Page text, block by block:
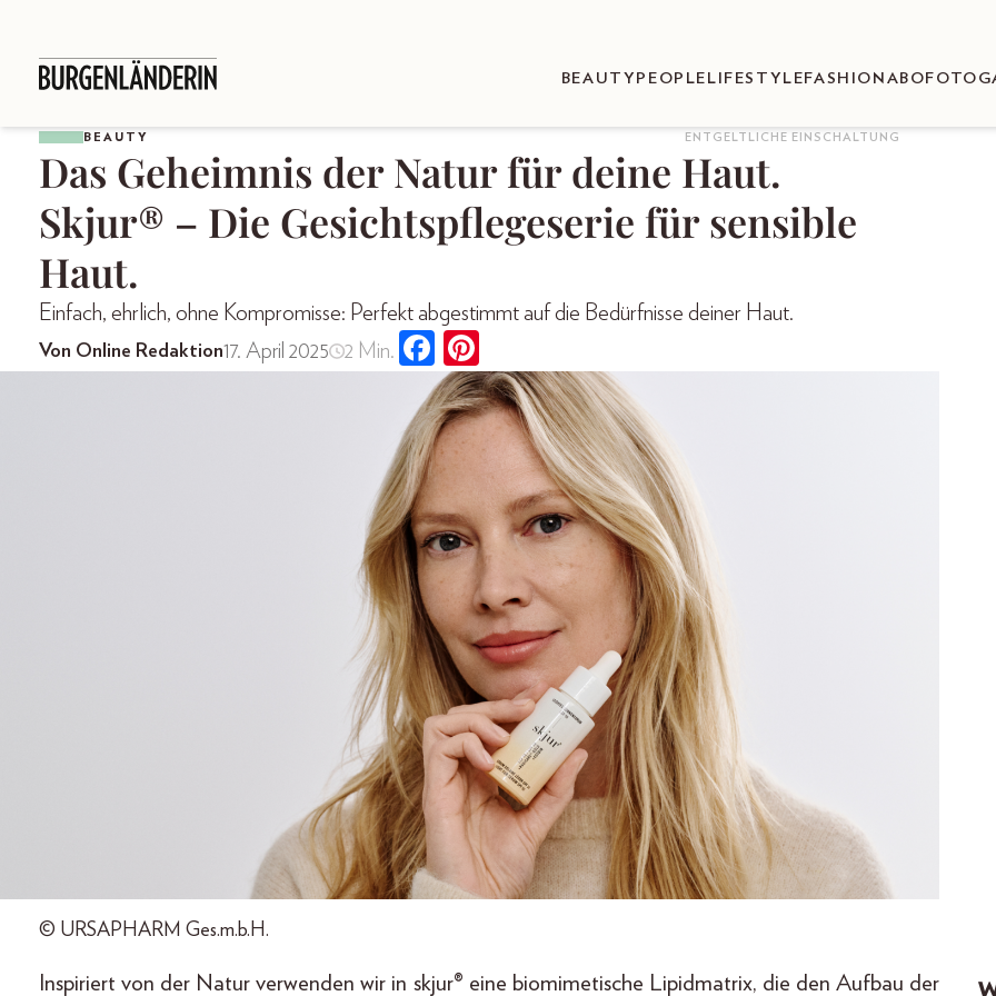
BEAUTY PEOPLE LIFESTYLEFASHION ABO
BEAUTY ENTGELTLICHE EINSCHALTUNG
Das Geheimnis der Natur für deine Haut.
Skjur® – Die Gesichtspflegeserie für sensible
Haut.
Einfach, ehrlich, ohne Kompromisse: Perfekt abgestimmt auf die Bedürfnisse deiner Haut.
Von Online Redaktion17. April 2025 2 Min.
© URSAPHARM Ges.m.b.H.
Inspiriert von der Natur verwenden wir in skjur® eine biomimetische Lipidmatrix, die den Aufbau der